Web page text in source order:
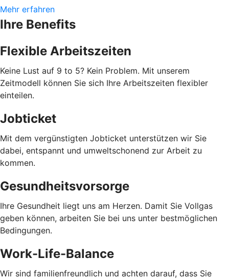
Mehr erfahren
Ihre Benefits
Flexible Arbeitszeiten
Keine Lust auf 9 to 5? Kein Problem. Mit unserem
Zeitmodell können Sie sich Ihre Arbeitszeiten flexibler
einteilen.
Jobticket
Mit dem vergünstigten Jobticket unterstützen wir Sie
dabei, entspannt und umweltschonend zur Arbeit zu
kommen.
Gesundheitsvorsorge
Ihre Gesundheit liegt uns am Herzen. Damit Sie Vollgas
geben können, arbeiten Sie bei uns unter bestmöglichen
Bedingungen.
Work-Life-Balance
Wir sind familienfreundlich und achten darauf, dass Sie